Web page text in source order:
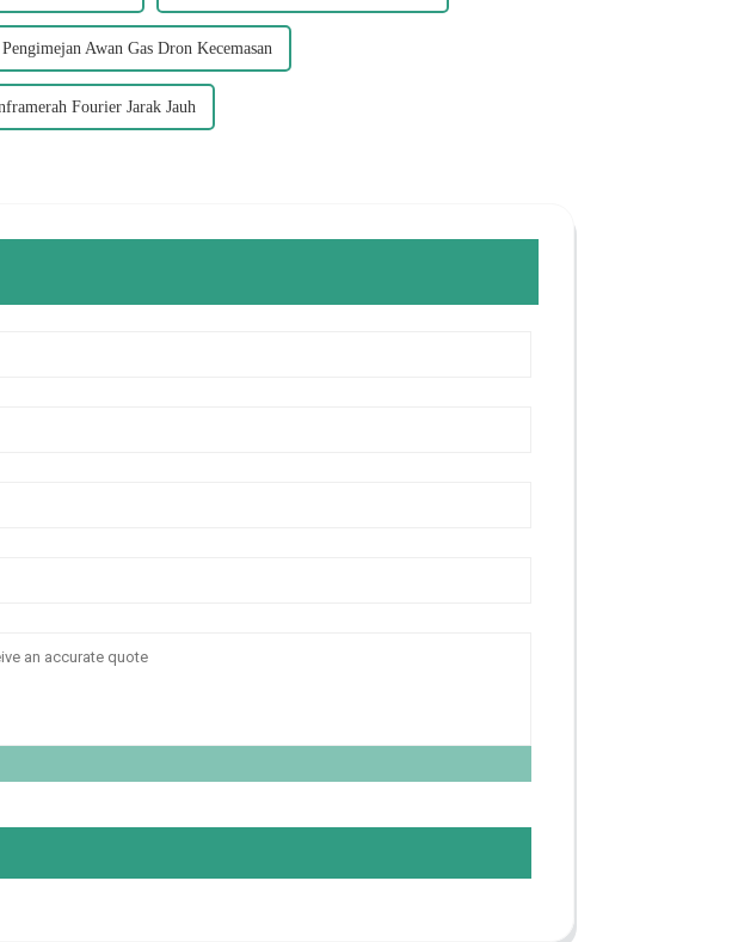
Pengimejan Awan Gas Dron Kecemasan
Fourier Jarak Jauh